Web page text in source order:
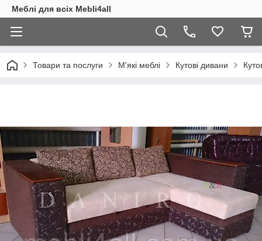
Меблі для всіх Mebli4all
Товари та послуги М'які меблі Кутові дивани